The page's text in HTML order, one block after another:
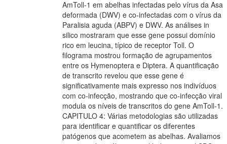
AmToll-1 em abelhas infectadas pelo vírus da Asa
deformada (DWV) e co-infectadas com o vírus da
Paralisia aguda (ABPV) e DWV. As análises in
silico mostraram que esse gene possui domínio
rico em leucina, típico de receptor Toll. O
filograma mostrou formação de agrupamentos
entre os Hymenoptera e Diptera. A quantificação
de transcrito revelou que esse gene é
significativamente mais expresso nos indivíduos
com co-infecção, mostrando que co-infecção viral
modula os níveis de transcritos do gene AmToll-1.
CAPITULO 4: Várias metodologias são utilizadas
para identificar e quantificar os diferentes
patógenos que acometem as abelhas. Avaliamos